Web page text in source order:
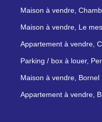
Maison à vendre,
Maison à vendre, Le
Appartement à vendre,
Parking / box à louer,
Maison à vendre, Bornel
Appartement à vendre,